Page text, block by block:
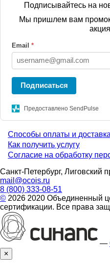
Подписывайтесь на
Мы пришлем вам
Email *
Подписаться
Предоставлено SendPulse
Menu
footer
Способы оплаты и доставка
Как получить услугу
Согласие на обработку
Санкт-Петербург, Лиговский
mail@ocois.ru
8 (800) 333-08-51
© 2026 2020 Объединенный
сертификации. Все права
—
×